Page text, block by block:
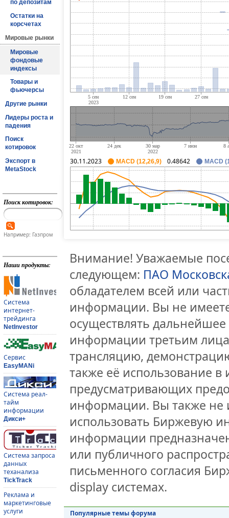
по депозитам
Остатки на
корсчетах
Мировые рынки
Мировые
фондовые
индексы
Товары и
фьючерсы
Другие рынки
Лидеры роста и
падения
Поиск
котировок
Экспорт в
MetaStock
Поиск котировок:
Например: Газпром
Наши продукты:
Система
интернет-
трейдинга
NetInvestor
Сервис
EasyMANi
Система реал-
тайм
информации
Дикси+
Система запроса
данных
теханализа
TickTrack
Реклама и
маркетинговые
услуги
30.11.2023 MACD (12,26,9) 0.48642 MACD
Внимание! Уважаемые
следующем: ПАО
обладателем всей или
информации. Вы не
осуществлять
информации третьим
трансляцию,
также её использование
предусматривающих
информации. Вы также не
использовать Биржевую
информации
или публичного
письменного согласия
display системах.
Популярные темы форума